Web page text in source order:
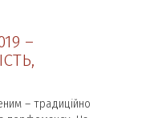
–
– традиційно